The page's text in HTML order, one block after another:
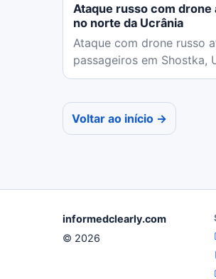
Ataque russo com
no norte da Ucrânia
Ataque com drone russo
passageiros em Shostka,
menos 30 feridos.
Voltar ao início →
informedclearly.com
© 2026